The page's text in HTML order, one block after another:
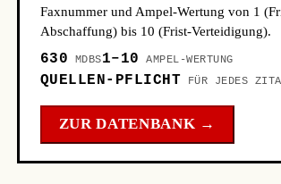
Faxnummer und Ampel-Wertung von 1
Abschaffung) bis 10 (Frist-Verteidigung).
630 MDBS1–10 AMPEL-WERTUNG
QUELLEN-PFLICHT FÜR JEDES
ZUR DATENBANK →